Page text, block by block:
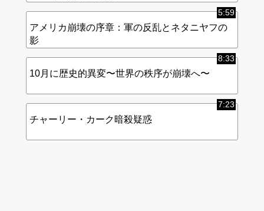
5:59
アメリカ崩壊の序章：軍の反乱とネタニヤフの
影
8:33
10月に歴史的異変〜世界の秩序が崩壊へ〜
7:23
チャーリー・カーク暗殺疑惑